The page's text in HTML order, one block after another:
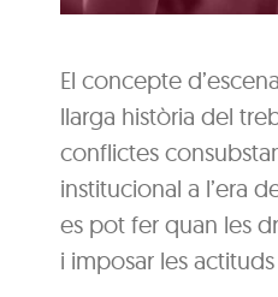
El concepte
llarga història del
conflictes
institucional a l’era
es pot fer quan les
i imposar les